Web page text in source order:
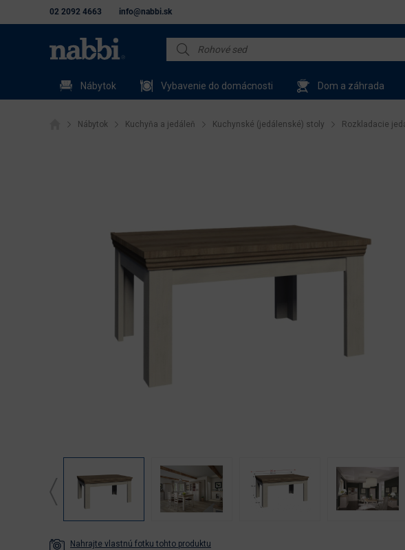
02 2092 4663 info@nabbi.sk
Nábytok Vybavenie do domácnosti Dom a záhrada
Nábytok Kuchyňa a jedáleň Kuchynské (jedálenské) stoly Rozkladacie
Nahrajte vlastnú fotku tohto produktu